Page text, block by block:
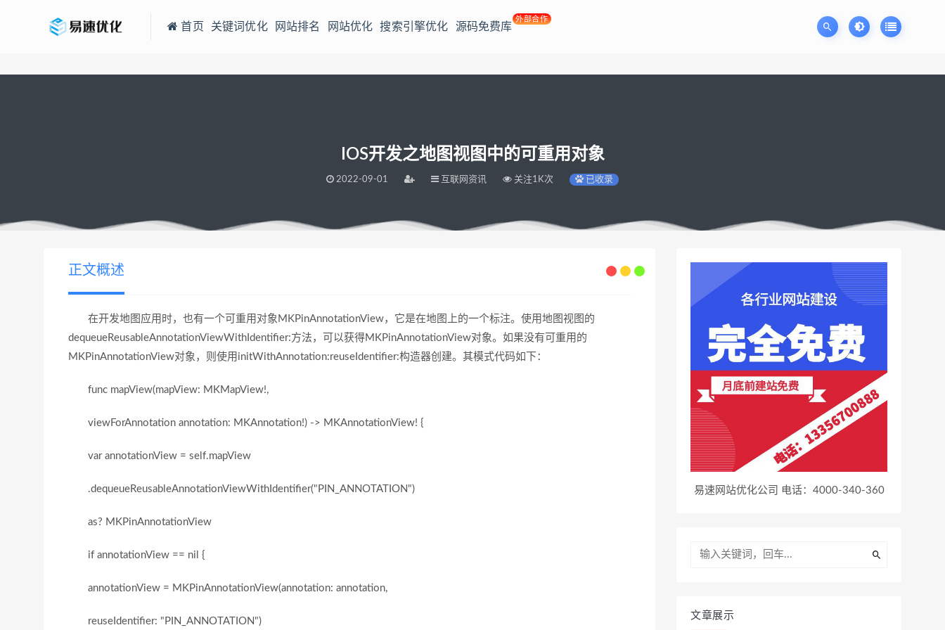
首页 关键词优化 网站排名 网站优化 搜索引擎优化 源码免费库
外部合作
IOS开发之地图视图中的可重用对象
2022-09-01 互联网资讯 关注1K次 已收录
易速网站优化公司 IOS开发之地图视图中的可重用对象
正文概述
在开发地图应用时，也有一个可重用对象MKPinAnnotationView，它是在地图上的一个标注。使用地图视图的
dequeueReusableAnnotationViewWithIdentifier:方法，可以获得MKPinAnnotationView对象。如果没有可重用的
MKPinAnnotationView对象，则使用initWithAnnotation:reuseIdentifier:构造器创建。其模式代码如下：
func mapView(mapView: MKMapView!,
viewForAnnotation annotation: MKAnnotation!) -> MKAnnotationView! {
var annotationView = self.mapView
.dequeueReusableAnnotationViewWithIdentifier("PIN_ANNOTATION")
as? MKPinAnnotationView
if annotationView == nil {
annotationView = MKPinAnnotationView(annotation: annotation,
reuseIdentifier: "PIN_ANNOTATION")
易速网站优化公司 电话：4000-340-360
文章展示